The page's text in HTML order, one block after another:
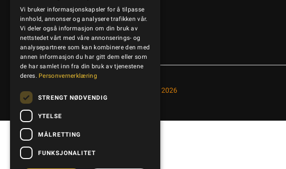
Copyright © Kamled AS, 2026
Vi bruker informasjonskapsler for å tilpasse
innhold, annonser og analysere trafikken vår.
Vi deler også informasjon om din bruk av
nettstedet vårt med våre annonserings- og
analysepartnere som kan kombinere den med
annen informasjon du har gitt dem eller som
de har samlet inn fra din bruk av tjenestene
deres. Personvernerklæring
STRENGT NØDVENDIG
YTELSE
MÅLRETTING
FUNKSJONALITET